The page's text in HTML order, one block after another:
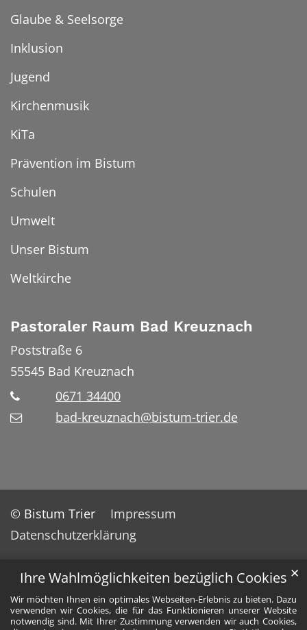
Ihre Wahlmöglichkeiten bezüglich Cookies
Wir möchten Ihnen ein optimales Webseiten-Erlebnis zu bieten. Dazu
verwenden wir Cookies, die für das Funktionieren unserer Website
notwendig sind. Mit Ihrer Zustimmung verwenden wir auch Cookies,
✕
Glaube & Seelsorge
Inklusion
Jugend
Kirchenmusik
KiTa
Prävention im Bistum
Schulen
Umwelt
Unser Bistum
Weltkirche
Pastoraler Raum Bad Kreuznach
Poststraße 6
55545 Bad Kreuznach
0671 34400
bad-kreuznach@bistum-trier.de
© Bistum Trier
Impressum
Datenschutzerklärung